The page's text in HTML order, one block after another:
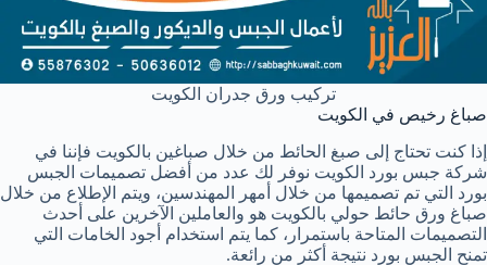
تركيب ورق جدران الكويت
صباغ رخيص في الكويت
إذا كنت تحتاج إلى صبغ الحائط من خلال صباغين بالكويت فإننا في
شركة جبس بورد الكويت نوفر لك عدد من أفضل تصميمات الجبس
بورد التي تم تصميمها من خلال أمهر المهندسين، ويتم الإطلاع من خلال
صباغ ورق حائط حولي بالكويت هو والعاملين الآخرين على أحدث
التصميمات المتاحة باستمرار، كما يتم استخدام أجود الخامات التي
تمنح الجبس بورد نتيجة أكثر من رائعة.